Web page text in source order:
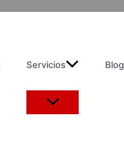
Servicios Blog